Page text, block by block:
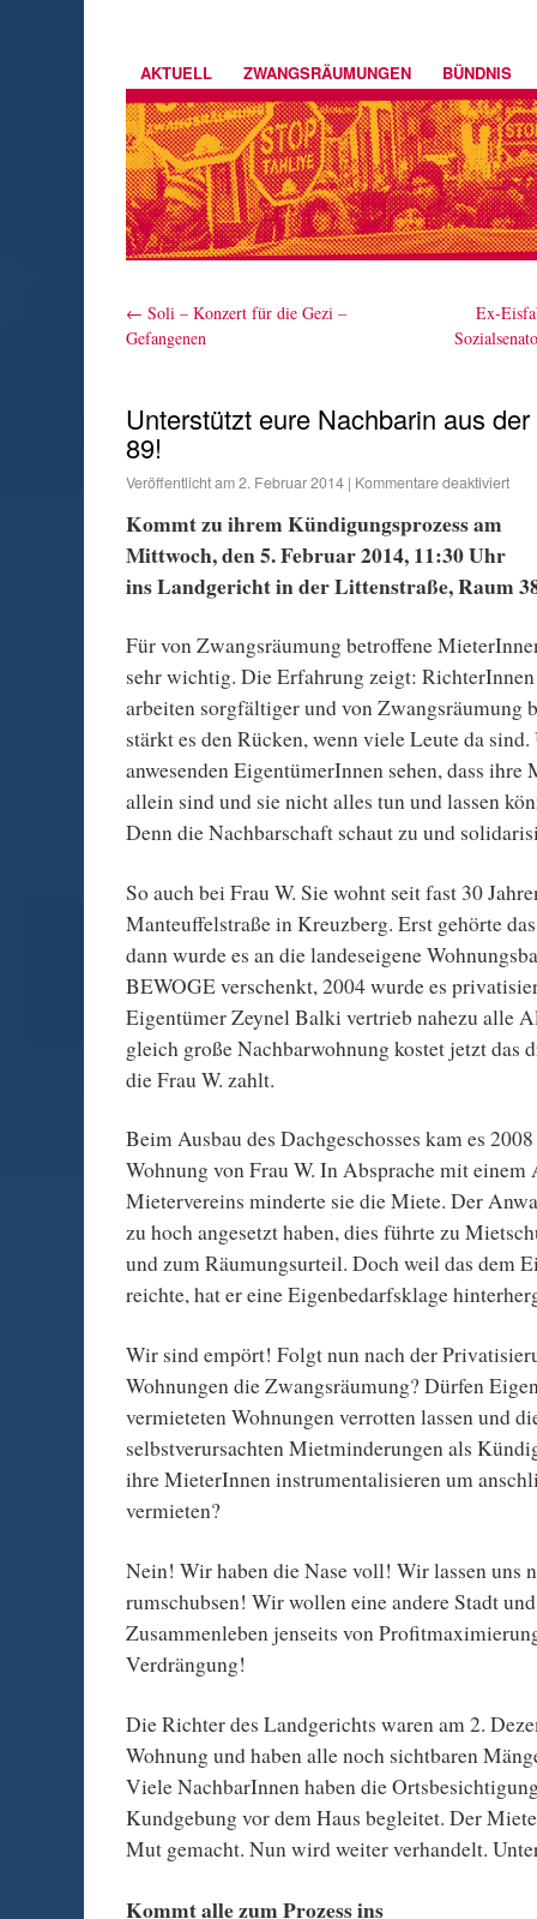
AKTUELL ZWANGSRÄUMUNGEN BÜNDNIS
← Soli – Konzert für die Gezi –
Gefangenen
Ex-
Unterstützt eure Nachbarin aus
89!
Veröffentlicht am2. Februar 2014 | Kommentare deaktiviert
Kommt zu ihrem Kündigungsprozess am
Mittwoch, den 5. Februar 2014, 11:30 Uhr
ins Landgericht in der Littenstraße, Raum
Für von Zwangsräumung betroffene
sehr wichtig. Die Erfahrung zeigt:
arbeiten sorgfältiger und von Zwangsräumung
stärkt es den Rücken, wenn viele Leute da
anwesenden EigentümerInnen sehen, dass
allein sind und sie nicht alles tun und lassen
Denn die Nachbarschaft schaut zu und
So auch bei Frau W. Sie wohnt seit fast 30
Manteuffelstraße in Kreuzberg. Erst gehörte
dann wurde es an die landeseigene
BEWOGE verschenkt, 2004 wurde es
Eigentümer Zeynel Balki vertrieb nahezu alle
gleich große Nachbarwohnung kostet jetzt das
die Frau W. zahlt.
Beim Ausbau des Dachgeschosses kam es
Wohnung von Frau W. In Absprache mit einem
Mietervereins minderte sie die Miete. Der
zu hoch angesetzt haben, dies führte zu
und zum Räumungsurteil. Doch weil das dem
reichte, hat er eine Eigenbedarfsklage
Wir sind empört! Folgt nun nach der
Wohnungen die Zwangsräumung? Dürfen
vermieteten Wohnungen verrotten lassen und
selbstverursachten Mietminderungen als
ihre MieterInnen instrumentalisieren um
vermieten?
Nein! Wir haben die Nase voll! Wir lassen uns
rumschubsen! Wir wollen eine andere Stadt
Zusammenleben jenseits von
Verdrängung!
Die Richter des Landgerichts waren am 2.
Wohnung und haben alle noch sichtbaren
Viele NachbarInnen haben die
Kundgebung vor dem Haus begleitet. Der
Mut gemacht. Nun wird weiter verhandelt.
Kommt alle zum Prozess ins